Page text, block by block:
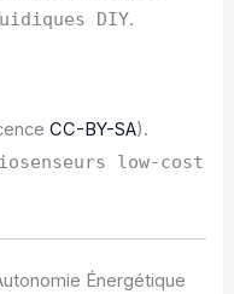
DIY.
CC-BY-SA).
low-cost
Énergétique